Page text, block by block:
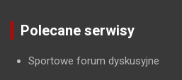
Polecane serwisy
Sportowe forum dyskusyjne